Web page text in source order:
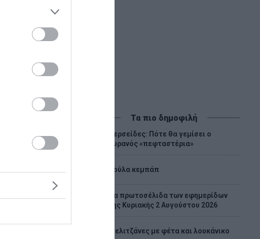
Τα πιο δημοφιλή
Περσείδες: Πότε θα γεμίσει ο
ουρανός «πεφταστέρια»
Λούλα κεμπάπ
Tα πρωτοσέλιδα των εφημερίδων
της Κυριακής 2 Αυγούστου 2026
Μελιτζάνες με φέτα και λουκάνικο